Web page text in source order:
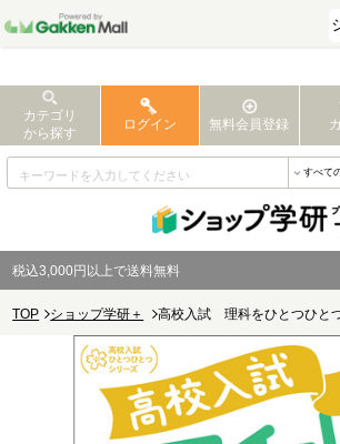
カテゴリ
から探す
ログイン 無料会員登録
税込3,000円以上で送料無料
TOP ショップ学研＋ 高校入試 理科をひとつひと